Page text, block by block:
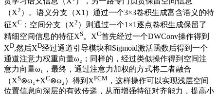
（X2 ）。语义分支（X1）通过一个3×3卷积生成富含语义的特
征XC ；空间分支（X2 ）则通过一个1×1逐点卷积生成保留了
精细空间信息的特征XS。XC首先经过一个DWConv操作得到
XD,然后XD经过通道引导模块和Sigmoid激活函数后得到一个
通道注意力权重向量ω₂；同样的，经过类似操作得到空间注
意力向量ω₁，最终，通过注意力加权的方式将二者融合
（XS⊗ω₁+XC⊗ω₂）得到XFCM ，这样操作可以实现浅层空间
位置信息向深层的有效传递，从而增强特征对齐能力，提高小